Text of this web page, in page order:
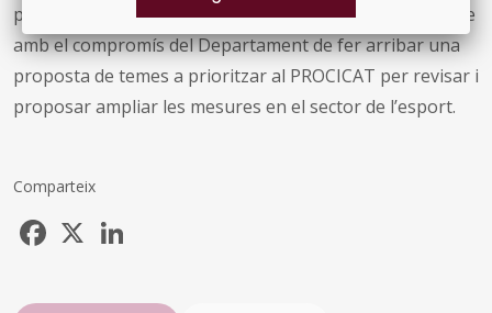
per tal de no haver de retrocedir. La reunió va concloure
amb el compromís del Departament de fer arribar una
proposta de temes a prioritzar al PROCICAT per revisar i
proposar ampliar les mesures en el sector de l’esport.
Comparteix
Facebook